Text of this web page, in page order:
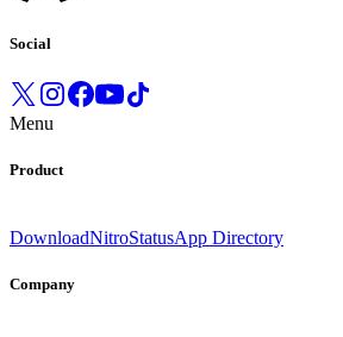
Social
Menu
Product
DownloadNitroStatusApp Directory
Company